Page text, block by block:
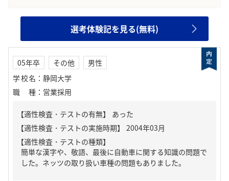
選考体験記を見る(無料)
05年卒 その他
男性
学校名 ： 静岡大学
職種 ： 営業採用
【適性検査・テストの有無】 あった
【適性検査・テストの種類】
簡単な漢字や、敬語、最後に自動車に関する知識の問題で
した。ネッツの取り扱い車種の問題もありました。